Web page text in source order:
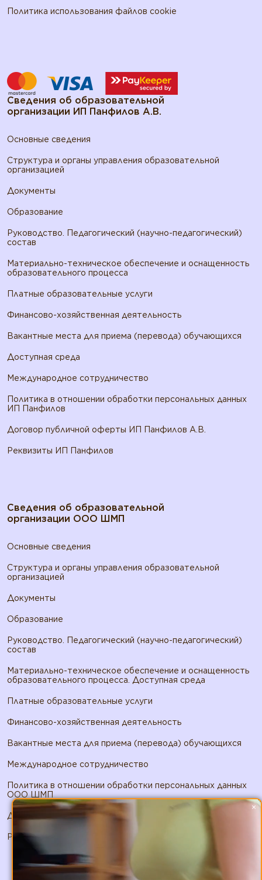
Политика использования файлов cookie
Сведения об образовательной
организации ИП Панфилов А.В.
Основные сведения
Структура и органы управления образовательной
организацией
Документы
Образование
Руководство. Педагогический (научно-педагогический)
состав
Материально-техническое обеспечение и оснащенность
образовательного процесса
Платные образовательные услуги
Финансово-хозяйственная деятельность
Вакантные места для приема (перевода) обучающихся
Доступная среда
Международное сотрудничество
Политика в отношении обработки персональных данных
ИП Панфилов
Договор публичной оферты ИП Панфилов А.В.
Реквизиты ИП Панфилов
Сведения об образовательной
организации ООО ШМП
Основные сведения
Структура и органы управления образовательной
организацией
Документы
Образование
Руководство. Педагогический (научно-педагогический)
состав
Материально-техническое обеспечение и оснащенность
образовательного процесса. Доступная среда
Платные образовательные услуги
Финансово-хозяйственная деятельность
Вакантные места для приема (перевода) обучающихся
Международное сотрудничество
Политика в отношении обработки персональных данных
ООО ШМП
Договор публичной оферты ООО ШМП
Реквизиты ООО ШМП
×